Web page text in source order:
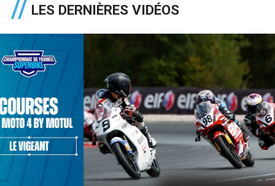
LES DERNIÈRES VIDÉOS